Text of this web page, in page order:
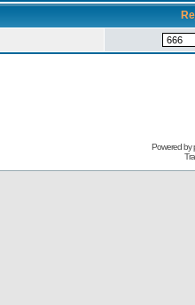
Powered by